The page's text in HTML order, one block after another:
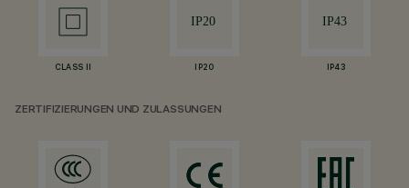
CLASS II IP20 IP43
ZERTIFIZIERUNGEN UND ZULASSUNGEN